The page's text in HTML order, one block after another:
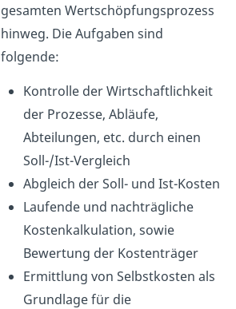
gesamten Wertschöpfungsprozess
hinweg. Die Aufgaben sind
folgende:
Kontrolle der Wirtschaftlichkeit
der Prozesse, Abläufe,
Abteilungen, etc. durch einen
Soll-/Ist-Vergleich
Abgleich der Soll- und Ist-Kosten
Laufende und nachträgliche
Kostenkalkulation, sowie
Bewertung der Kostenträger
Ermittlung von Selbstkosten als
Grundlage für die